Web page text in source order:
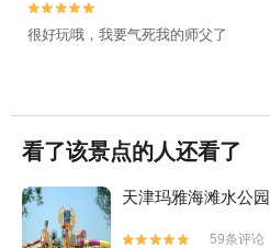


很好玩哦，我要气死我的师父了
看了该景点的人还看了
天津玛雅海滩水公园


59条评论